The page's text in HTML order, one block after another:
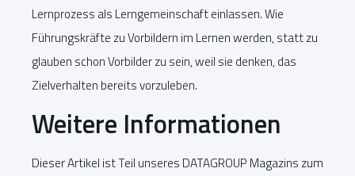
Lernprozess als Lerngemeinschaft einlassen. Wie
Führungskräfte zu Vorbildern im Lernen werden, statt zu
glauben schon Vorbilder zu sein, weil sie denken, das
Zielverhalten bereits vorzuleben.
Weitere Informationen
Dieser Artikel ist Teil unseres DATAGROUP Magazins zum